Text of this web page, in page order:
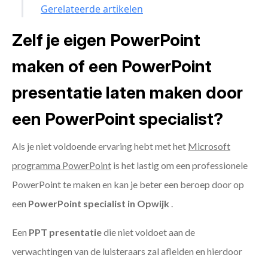
Gerelateerde artikelen
Zelf je eigen PowerPoint
maken of een PowerPoint
presentatie laten maken door
een PowerPoint specialist?
Als je niet voldoende ervaring hebt met het Microsoft
programma PowerPoint is het lastig om een professionele
PowerPoint te maken en kan je beter een beroep door op
een PowerPoint specialist in Opwijk .
Een PPT presentatiedie niet voldoet aan de
verwachtingen van de luisteraars zal afleiden en hierdoor